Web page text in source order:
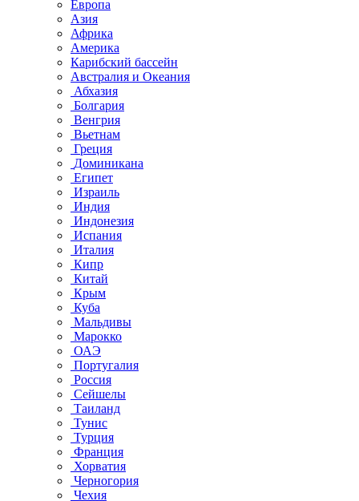
Европа
Азия
Африка
Америка
Карибский бассейн
Австралия и Океания
Абхазия
Болгария
Венгрия
Вьетнам
Греция
Доминикана
Египет
Израиль
Индия
Индонезия
Испания
Италия
Кипр
Китай
Крым
Куба
Мальдивы
Марокко
ОАЭ
Португалия
Россия
Сейшелы
Таиланд
Тунис
Турция
Франция
Хорватия
Черногория
Чехия